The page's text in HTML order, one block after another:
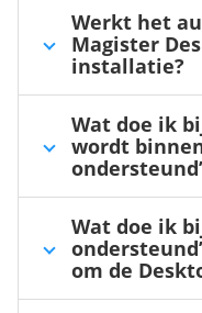
Werkt het
Magister
installatie?
Wat doe ik
wordt
Wat doe ik
om de